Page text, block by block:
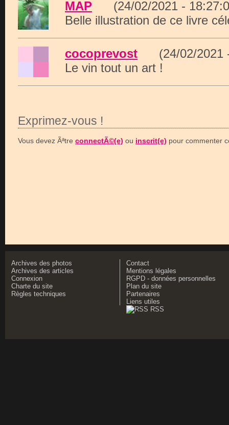
MAP (24/02/2021 -
Belle illustration de ce livre
cocoprevost (24/02/
Le vin tout un art !
Exprimez-vous !
Vous devez Ãªtre connectÃ©(e) ou inscrit(e) pour commenter
Archives des photos
Archives des articles
Connexion
Charte du site
Règles techniques
Contact
Mentions légales
RGPD - données personnelles
Plan du site
Partenaires
Liens utiles
RSS